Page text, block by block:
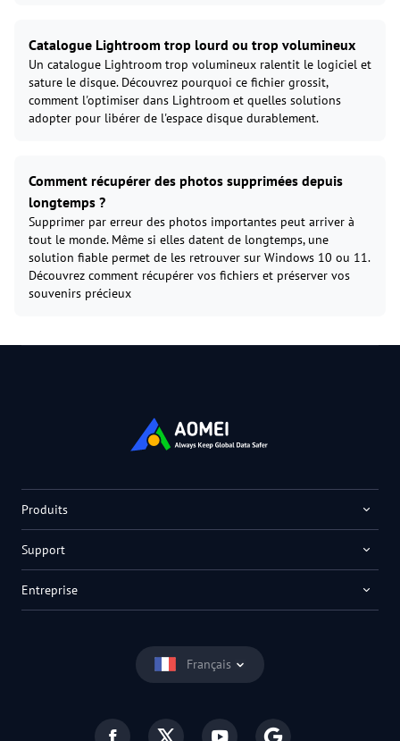
Catalogue Lightroom trop lourd ou trop volumineux
Un catalogue Lightroom trop volumineux ralentit le logiciel et
sature le disque. Découvrez pourquoi ce fichier grossit,
comment l'optimiser dans Lightroom et quelles solutions
adopter pour libérer de l'espace disque durablement.
Comment récupérer des photos supprimées depuis
longtemps ?
Supprimer par erreur des photos importantes peut arriver à
tout le monde. Même si elles datent de longtemps, une
solution fiable permet de les retrouver sur Windows 10 ou 11.
Découvrez comment récupérer vos fichiers et préserver vos
souvenirs précieux
Français
Produits
Support
Entreprise